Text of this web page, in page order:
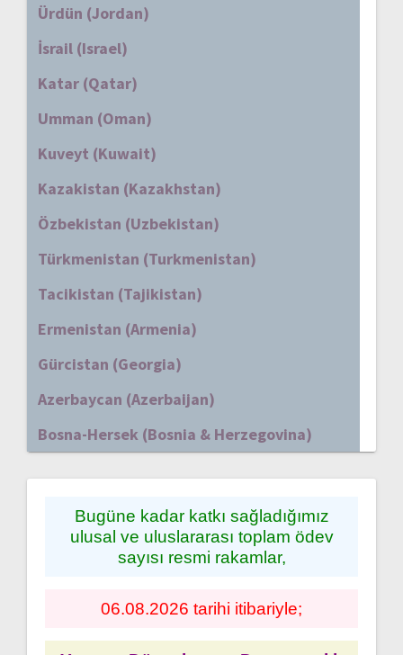
Ürdün (Jordan)
İsrail (Israel)
Katar (Qatar)
Umman (Oman)
Kuveyt (Kuwait)
Kazakistan (Kazakhstan)
Özbekistan (Uzbekistan)
Türkmenistan (Turkmenistan)
Tacikistan (Tajikistan)
Ermenistan (Armenia)
Gürcistan (Georgia)
Azerbaycan (Azerbaijan)
Bosna-Hersek (Bosnia & Herzegovina)
Bugüne kadar katkı sağladığımız
ulusal ve uluslararası toplam ödev
sayısı resmi rakamlar,
06.08.2026 tarihi itibariyle;